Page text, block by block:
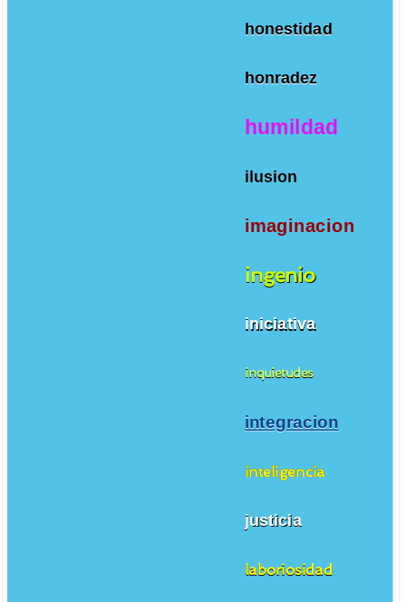
honestidad
honradez
humildad
ilusion
imaginacion
ingenio
iniciativa
inquietudes
integracion
inteligencia
justicia
laboriosidad